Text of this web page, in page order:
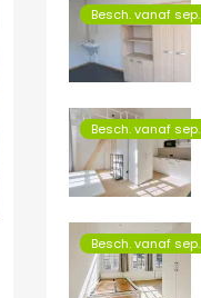
Besch. vanaf sep.
Besch. vanaf sep.
Besch. vanaf sep.